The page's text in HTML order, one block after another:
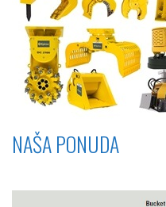
NAŠA PONUDA